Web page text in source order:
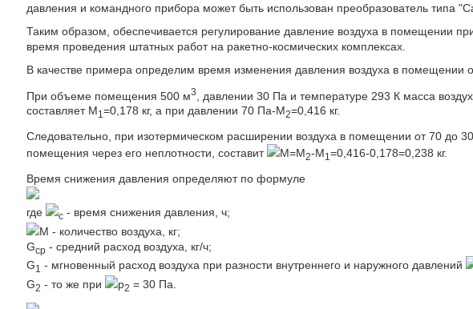
давления и командного прибора может быть использован преобразователь
Таким образом, обеспечивается регулирование давление воздуха в помещении
время проведения штатных работ на ракетно-космических комплексах.
В качестве примера определим время изменения давления воздуха в помещении
При объеме помещения 500 м3
, давлении 30 Па и температуре 293 К масса
составляет M1=0,178 кг, а при давлении 70 Па-M2=0,416 кг.
Следовательно, при изотермическом расширении воздуха в помещении от 70 до
помещения через его неплотности, составит
М=М2-M1=0,416-0,178=0,238 кг.
Время снижения давления определяют по формуле
где c - время снижения давления, ч;
М - количество воздуха, кг;
Gcp - средний расход воздуха, кг/ч;
G1 - мгновенный расход воздуха при разности внутреннего и наружного давлений
G2 - то же при p2 = 30 Па.